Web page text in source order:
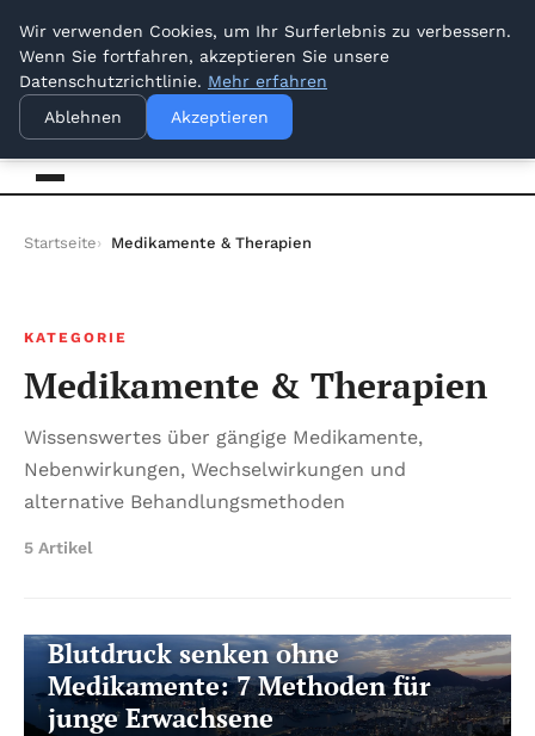
vendredi 7 août 2026
venbrux
Ihr vertrauenswürdiger Informationspartner
Startseite Medikamente & Therapien
KATEGORIE
Medikamente & Therapien
Wissenswertes über gängige Medikamente,
Nebenwirkungen, Wechselwirkungen und
alternative Behandlungsmethoden
5 Artikel
Blutdruck senken ohne
Medikamente: 7 Methoden für
junge Erwachsene
Wir verwenden Cookies, um Ihr Surferlebnis zu verbessern.
Wenn Sie fortfahren, akzeptieren Sie unsere
Datenschutzrichtlinie. Mehr erfahren
Ablehnen
Akzeptieren